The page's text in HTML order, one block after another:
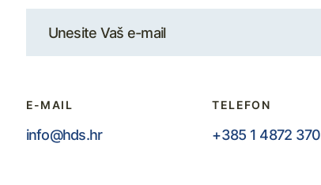
E-MAIL
info@hds.hr
TELEFON
+385 1 4872 370